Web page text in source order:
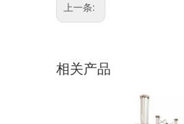
上一条:
相关产品